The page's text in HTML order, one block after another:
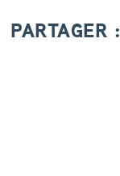
PARTAGER :